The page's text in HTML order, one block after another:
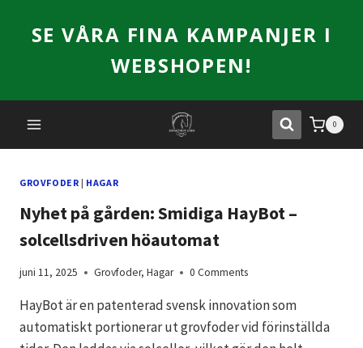
SE VÅRA FINA KAMPANJER I
WEBSHOPEN!
0
GROVFODER | HAGAR
Nyhet på gården: Smidiga HayBot –
solcellsdriven höautomat
juni 11, 2025 Grovfoder, Hagar 0 Comments
HayBot är en patenterad svensk innovation som
automatiskt portionerar ut grovfoder vid förinställda